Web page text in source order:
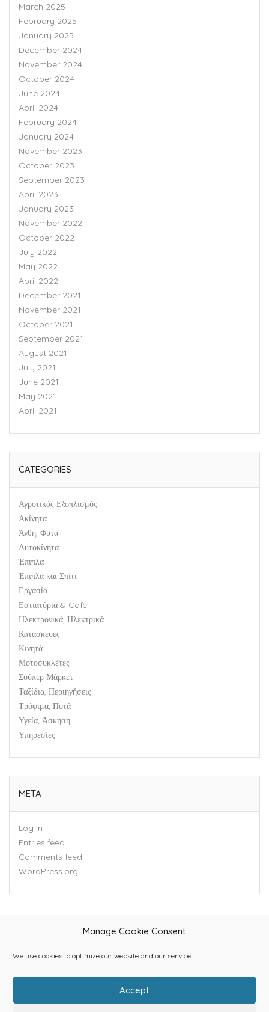
Manage Cookie Consent
We use cookies to optimize our website and our service.
Accept
March 2025
February 2025
January 2025
December 2024
November 2024
October 2024
June 2024
April 2024
February 2024
January 2024
November 2023
October 2023
September 2023
April 2023
January 2023
November 2022
October 2022
July 2022
May 2022
April 2022
December 2021
November 2021
October 2021
September 2021
August 2021
July 2021
June 2021
May 2021
April 2021
CATEGORIES
Αγροτικός Εξοπλισμός
Ακίνητα
Άνθη, Φυτά
Αυτοκίνητα
Έπιπλα
Έπιπλα και Σπίτι
Εργασία
Εστιατόρια & Cafe
Ηλεκτρονικά, Ηλεκτρικά
Κατασκευές
Κινητά
Μοτοσυκλέτες
Σούπερ Μάρκετ
Ταξίδια, Περιηγήσεις
Τρόφιμα, Ποτά
Υγεία, Άσκηση
Υπηρεσίες
META
Log in
Entries feed
Comments feed
WordPress.org
Home About Us Categories Contact Us Blog Shop